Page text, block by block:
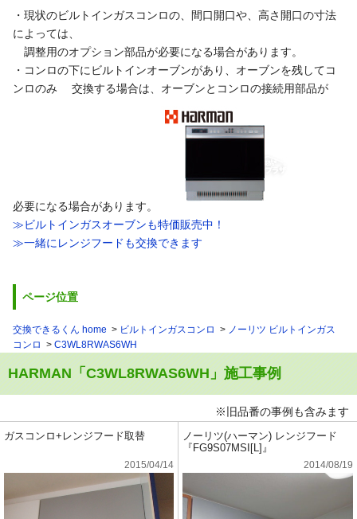
・現状のビルトインガスコンロの、間口開口や、高さ開口の寸法
によっては、
調整用のオプション部品が必要になる場合があります。
・コンロの下にビルトインオーブンがあり、オーブンを残してコ
ンロのみ 交換する場合は、オーブンとコンロの接続用部品が
必要になる場合があります。
≫ビルトインガスオーブンも特価販売中！
≫一緒にレンジフードも交換できます
ページ位置
交換できるくん home ビルトインガスコンロ
ノーリツ ビルトインガス
コンロ
C3WL8RWAS6WH
HARMAN「C3WL8RWAS6WH」施工事例
※旧品番の事例も含みます
ガスコンロ+レンジフード取替
2015/04/14
ノーリツ(ハーマン) レンジフード
『FG9S07MSI[L]』
2014/08/19